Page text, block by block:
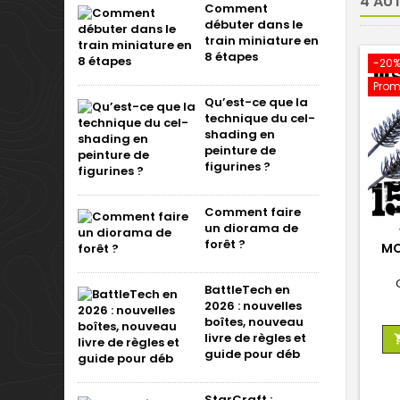
Comment
débuter dans le
train miniature en
8 étapes
Qu’est-ce que la
technique du cel-
shading en
peinture de
figurines ?
Comment faire
un diorama de
forêt ?
BattleTech en
2026 : nouvelles
boîtes, nouveau
livre de règles et
guide pour déb
-20%